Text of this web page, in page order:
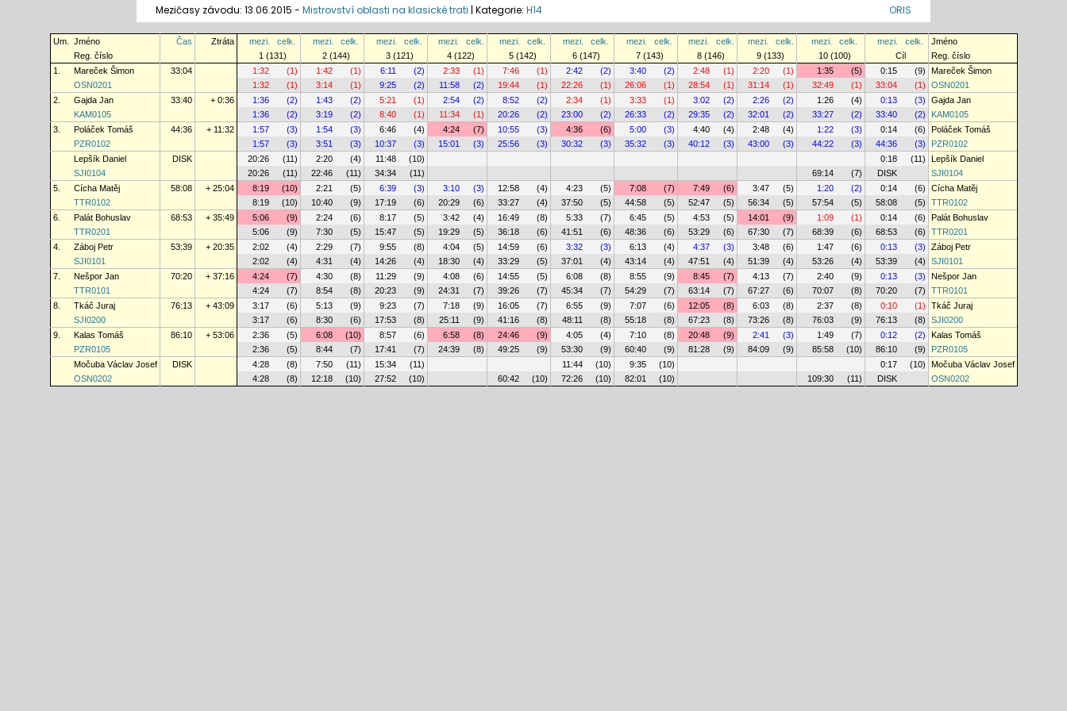
Mezičasy závodu: 13.06.2015 - Mistrovství oblasti na klasické trati | Kategorie: H14 ORIS
Um. Jméno Čas Ztráta mezi. celk. mezi. celk. mezi. celk. mezi. celk. mezi. celk. mezi. celk. mezi. celk. mezi. celk. mezi. celk. mezi. celk. mezi. celk.
Jméno
Reg. číslo
1 (131) 2 (144) 3 (121) 4 (122) 5 (142) 6 (147) 7 (143) 8 (146) 9 (133) 10 (100) Cíl
Reg. číslo
1.
Mareček Šimon 33:04 1:32 (1) 1:42 (1) 6:11 (2) 2:33 (1) 7:46 (1) 2:42 (2) 3:40 (2) 2:48 (1) 2:20 (1) 1:35 (5) 0:15 (9)
Mareček Šimon
OSN0201
1:32 (1) 3:14 (1) 9:25 (2) 11:58 (2) 19:44 (1) 22:26 (1) 26:06 (1) 28:54 (1) 31:14 (1) 32:49 (1) 33:04 (1)
OSN0201
2.
Gajda Jan 33:40 + 0:36 1:36 (2) 1:43 (2) 5:21 (1) 2:54 (2) 8:52 (2) 2:34 (1) 3:33 (1) 3:02 (2) 2:26 (2) 1:26 (4) 0:13 (3)
Gajda Jan
KAM0105
1:36 (2) 3:19 (2) 8:40 (1) 11:34 (1) 20:26 (2) 23:00 (2) 26:33 (2) 29:35 (2) 32:01 (2) 33:27 (2) 33:40 (2)
KAM0105
3.
Poláček Tomáš 44:36 + 11:32 1:57 (3) 1:54 (3) 6:46 (4) 4:24 (7) 10:55 (3) 4:36 (6) 5:00 (3) 4:40 (4) 2:48 (4) 1:22 (3) 0:14 (6)
Poláček Tomáš
PZR0102
1:57 (3) 3:51 (3) 10:37 (3) 15:01 (3) 25:56 (3) 30:32 (3) 35:32 (3) 40:12 (3) 43:00 (3) 44:22 (3) 44:36 (3)
PZR0102
Lepšík Daniel
DISK 20:26 (11) 2:20 (4) 11:48 (10) 0:18 (11)
Lepšík Daniel
SJI0104
20:26 (11) 22:46 (11) 34:34 (11) 69:14 (7) DISK
SJI0104
5.
Cícha Matěj 58:08 + 25:04 8:19 (10) 2:21 (5) 6:39 (3) 3:10 (3) 12:58 (4) 4:23 (5) 7:08 (7) 7:49 (6) 3:47 (5) 1:20 (2) 0:14 (6)
Cícha Matěj
TTR0102
8:19 (10) 10:40 (9) 17:19 (6) 20:29 (6) 33:27 (4) 37:50 (5) 44:58 (5) 52:47 (5) 56:34 (5) 57:54 (5) 58:08 (5)
TTR0102
6.
Palát Bohuslav 68:53 + 35:49 5:06 (9) 2:24 (6) 8:17 (5) 3:42 (4) 16:49 (8) 5:33 (7) 6:45 (5) 4:53 (5) 14:01 (9) 1:09 (1) 0:14 (6)
Palát Bohuslav
TTR0201
5:06 (9) 7:30 (5) 15:47 (5) 19:29 (5) 36:18 (6) 41:51 (6) 48:36 (6) 53:29 (6) 67:30 (7) 68:39 (6) 68:53 (6)
TTR0201
4.
Záboj Petr 53:39 + 20:35 2:02 (4) 2:29 (7) 9:55 (8) 4:04 (5) 14:59 (6) 3:32 (3) 6:13 (4) 4:37 (3) 3:48 (6) 1:47 (6) 0:13 (3)
Záboj Petr
SJI0101
2:02 (4) 4:31 (4) 14:26 (4) 18:30 (4) 33:29 (5) 37:01 (4) 43:14 (4) 47:51 (4) 51:39 (4) 53:26 (4) 53:39 (4)
SJI0101
7.
Nešpor Jan 70:20 + 37:16 4:24 (7) 4:30 (8) 11:29 (9) 4:08 (6) 14:55 (5) 6:08 (8) 8:55 (9) 8:45 (7) 4:13 (7) 2:40 (9) 0:13 (3)
Nešpor Jan
TTR0101
4:24 (7) 8:54 (8) 20:23 (9) 24:31 (7) 39:26 (7) 45:34 (7) 54:29 (7) 63:14 (7) 67:27 (6) 70:07 (8) 70:20 (7)
TTR0101
8.
Tkáč Juraj 76:13 + 43:09 3:17 (6) 5:13 (9) 9:23 (7) 7:18 (9) 16:05 (7) 6:55 (9) 7:07 (6) 12:05 (8) 6:03 (8) 2:37 (8) 0:10 (1)
Tkáč Juraj
SJI0200
3:17 (6) 8:30 (6) 17:53 (8) 25:11 (9) 41:16 (8) 48:11 (8) 55:18 (8) 67:23 (8) 73:26 (8) 76:03 (9) 76:13 (8)
SJI0200
9.
Kalas Tomáš 86:10 + 53:06 2:36 (5) 6:08 (10) 8:57 (6) 6:58 (8) 24:46 (9) 4:05 (4) 7:10 (8) 20:48 (9) 2:41 (3) 1:49 (7) 0:12 (2)
Kalas Tomáš
PZR0105
2:36 (5) 8:44 (7) 17:41 (7) 24:39 (8) 49:25 (9) 53:30 (9) 60:40 (9) 81:28 (9) 84:09 (9) 85:58 (10) 86:10 (9)
PZR0105
Močuba Václav Josef
DISK 4:28 (8) 7:50 (11) 15:34 (11) 11:44 (10) 9:35 (10) 0:17 (10)
Močuba Václav Josef
OSN0202
4:28 (8) 12:18 (10) 27:52 (10) 60:42 (10) 72:26 (10) 82:01 (10) 109:30 (11) DISK OSN0202